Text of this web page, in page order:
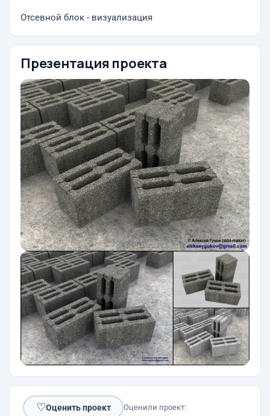
Отсевной блок - визуализация
Презентация проекта
♡Оценить проект Оценили проект: